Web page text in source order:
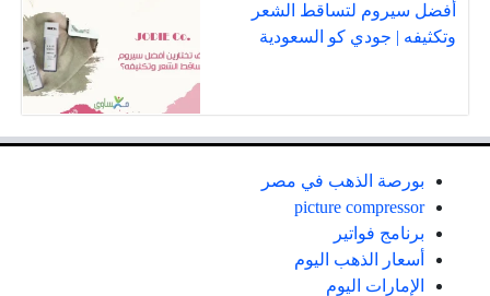
أفضل سيروم لتساقط الشعر
وتكثيفه | جودي كو السعودية
بورصة الذهب في مصر
picture compressor
برنامج فواتير
أسعار الذهب اليوم
الإمارات اليوم